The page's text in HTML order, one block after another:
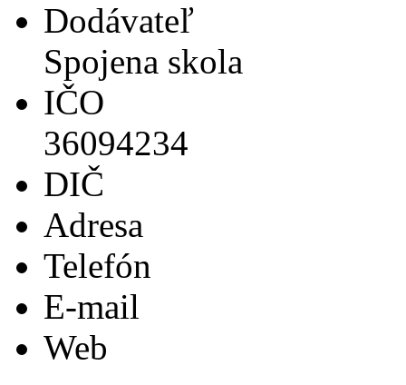
Dodávateľ
Spojena skola
IČO
36094234
DIČ
Adresa
Telefón
E-mail
Web